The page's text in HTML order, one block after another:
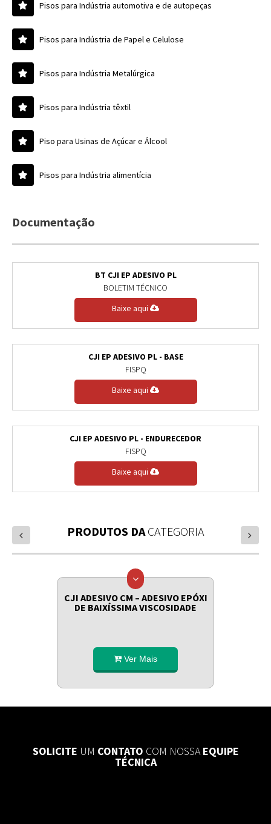
Pisos para Indústria automotiva e de autopeças
Pisos para Indústria de Papel e Celulose
Pisos para Indústria Metalúrgica
Pisos para Indústria têxtil
Piso para Usinas de Açúcar e Álcool
Pisos para Indústria alimentícia
Documentação
BT CJI EP ADESIVO PL
BOLETIM TÉCNICO
Baixe aqui
CJI EP ADESIVO PL - BASE
FISPQ
Baixe aqui
CJI EP ADESIVO PL - ENDURECEDOR
FISPQ
Baixe aqui
PRODUTOS DACATEGORIA
CJI ADESIVO CM – ADESIVO EPÓXI
DE BAIXÍSSIMA VISCOSIDADE
Ver Mais
prev next
SOLICITE UM CONTATO COM NOSSAEQUIPE
TÉCNICA